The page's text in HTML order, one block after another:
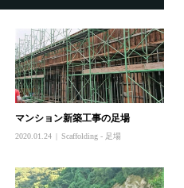
マンション新築工事の足場
2020.01.24 Scaffolding - 足場